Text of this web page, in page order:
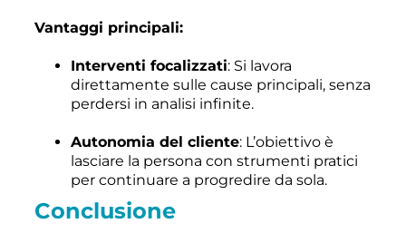
Vantaggi principali:
Interventi focalizzati: Si lavora
direttamente sulle cause principali, senza
perdersi in analisi infinite.
Autonomia del cliente: L’obiettivo è
lasciare la persona con strumenti pratici
per continuare a progredire da sola.
Conclusione